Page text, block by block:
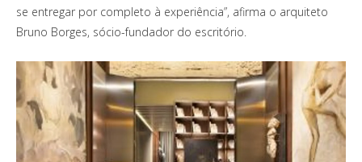
se entregar por completo à experiência”, afirma o arquiteto
Bruno Borges, sócio-fundador do escritório.